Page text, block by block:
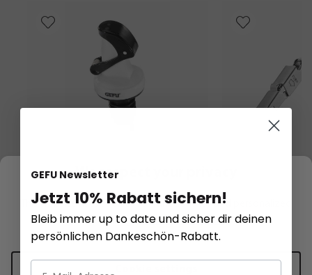
€6.50* €19.95*
We respect your privacy
This website uses cookies for functionality and personalized
advertising.More information.
GEFU Newsletter
Jetzt 10% Rabatt sichern!
Bleib immer up to date und sicher dir deinen
persönlichen Dankeschön-Rabatt.